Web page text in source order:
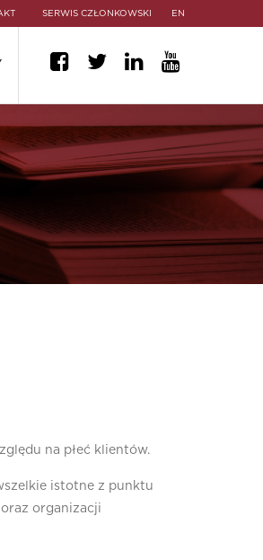
SERWIS CZŁONKOWSKI EN
na płeć klientów.
istotne z punktu
organizacji